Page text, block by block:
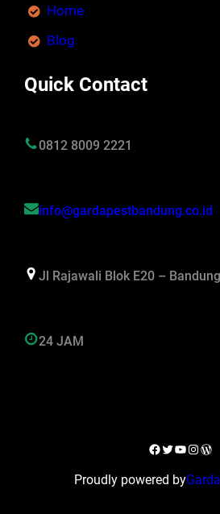
Home
Blog
Quick Contact
0812 8009 2221
info@gardapestbandung.co.id
Jl Rajawali Blok E20 –
24 JAM
Facebook
Twitter
YouTube
Proudly powered by